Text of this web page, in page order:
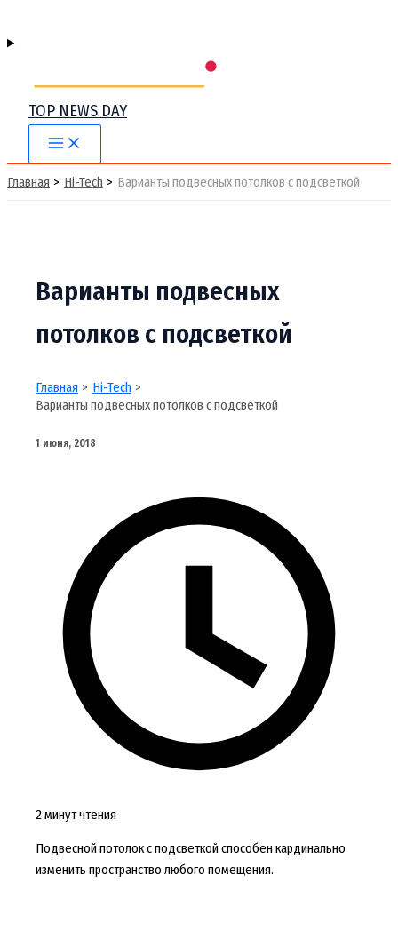
TOP NEWS DAY
Main
Menu
Главная Hi-Tech Варианты подвесных потолков с подсветкой
Варианты подвесных
потолков с подсветкой
Главная
Hi-Tech
Варианты подвесных потолков с подсветкой
1 июня, 2018
2 минут чтения
Подвесной потолок с подсветкой способен кардинально
изменить пространство любого помещения.